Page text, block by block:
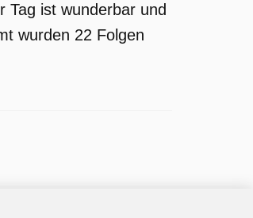
Tag ist wunderbar und
wurden 22 Folgen